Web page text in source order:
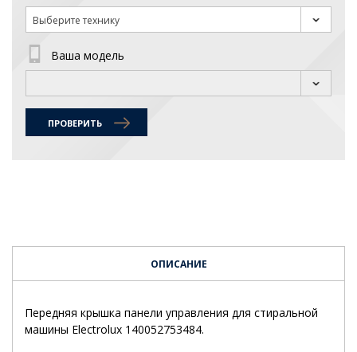
Выберите технику
Ваша модель
ПРОВЕРИТЬ
ОПИСАНИЕ
Передняя крышка панели управления для стиральной
машины Electrolux 140052753484.